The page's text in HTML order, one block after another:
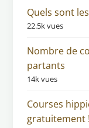
Quels sont
22.5k vues
Nombre de
partants
14k vues
Courses
gratuitement !